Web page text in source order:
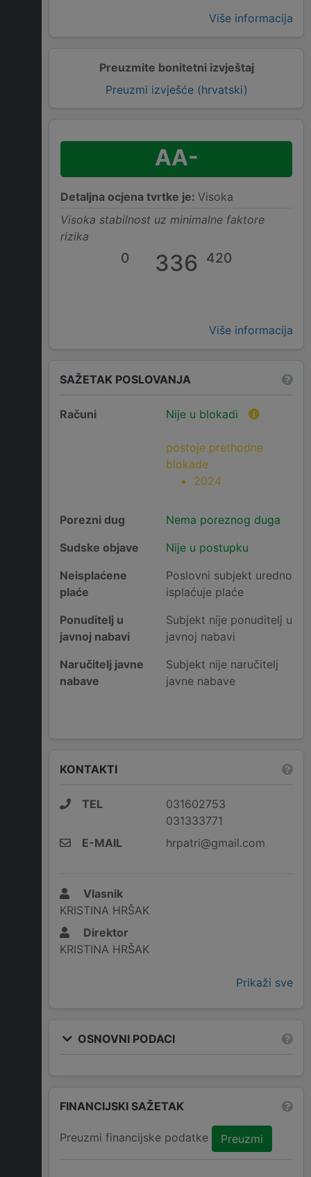
Više informacija
Preuzmite bonitetni izvještaj
Preuzmi izvješće (hrvatski)
AA-
Detaljna ocjena tvrtke je: Visoka
Visoka stabilnost uz minimalne faktore
rizika
0 336 420
Više informacija
SAŽETAK POSLOVANJA
Računi Nije u blokadi
postoje prethodne
blokade
2024
Porezni dug
Nema poreznog duga
Sudske objave
Nije u postupku
Neisplaćene
plaće
Poslovni subjekt uredno
isplaćuje plaće
Ponuditelj u
javnoj nabavi
Subjekt nije ponuditelj u
javnoj nabavi
Naručitelj javne
nabave
Subjekt nije naručitelj
javne nabave
KONTAKTI
TEL
031602753
031333771
E-MAIL
hrpatri@gmail.com
Vlasnik
KRISTINA HRŠAK
Direktor
KRISTINA HRŠAK
Prikaži sve
OSNOVNI PODACI
FINANCIJSKI SAŽETAK
Preuzmi financijske podatke Preuzmi